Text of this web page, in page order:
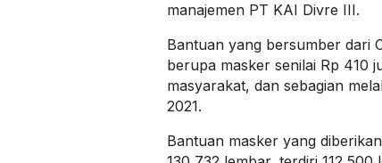
manajemen PT KAI Divre III.
Bantuan yang bersumber dari
berupa masker senilai Rp 410
masyarakat, dan sebagian
2021.
Bantuan masker yang